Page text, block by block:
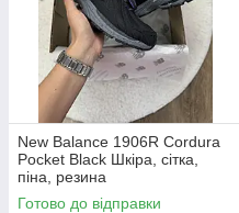
New Balance 1906R Cordura
Pocket Black Шкіра, сітка,
піна, резина
Готово до відправки